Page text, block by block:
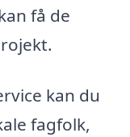
få de
kan du
fagfolk,